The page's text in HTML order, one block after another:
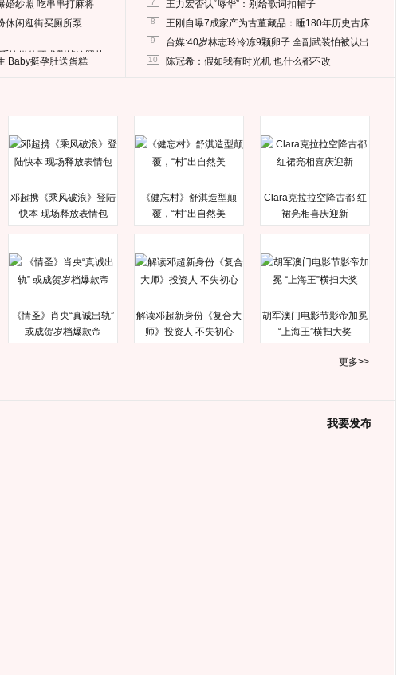
婚纱照 吃串串打麻将
休闲逛街买厕所泵
给媒体要求删掉这照片
Baby挺孕肚送蛋糕
7 王力宏否认“辱华”：别给歌词扣帽子
8 王刚自曝7成家产为古董藏品：睡180年历史古床
9 台媒:40岁林志玲冷冻9颗卵子 全副武装怕被认出
10 陈冠希：假如我有时光机 也什么都不改
邓超携《乘风破浪》登陆
快本 现场释放表情包
《健忘村》舒淇造型颠
覆，“村”出自然美
Clara克拉拉空降古都 红
裙亮相喜庆迎新
《情圣》肖央“真诚出轨”
或成贺岁档爆款帝
解读邓超新身份《复合大
师》投资人 不失初心
胡军澳门电影节影帝加冕
“上海王”横扫大奖
更多>>
我要发布